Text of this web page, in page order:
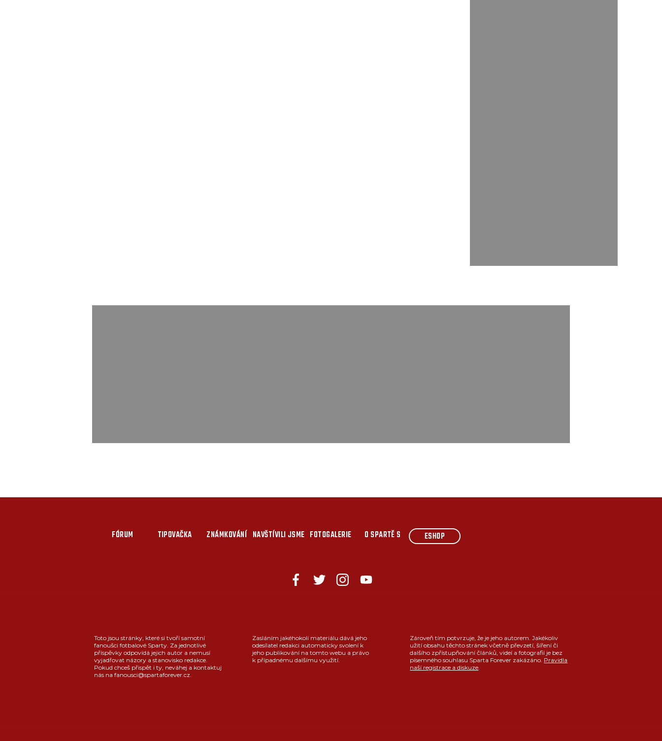
FÓRUM TIPOVAČKA ZNÁMKOVÁNÍ NAVŠTÍVILI JSME FOTOGALERIE O SPARTĚ S ESHOP
Toto jsou stránky, které si tvoří samotní
fanoušci fotbalové Sparty. Za jednotlivé
příspěvky odpovídá jejich autor a nemusí
vyjadřovat názory a stanovisko redakce.
Pokud chceš přispět i ty, neváhej a kontaktuj
nás na fanousci@spartaforever.cz.
Zasláním jakéhokoli materiálu dává jeho
odesílatel redakci automaticky svolení k
jeho publikování na tomto webu a právo
k případnému dalšímu využití.
Zároveň tím potvrzuje, že je jeho autorem. Jakékoliv
užití obsahu těchto stránek včetně převzetí, šíření či
dalšího zpřístupňování článků, videí a fotografií je bez
písemného souhlasu Sparta Forever zakázáno. Pravidla
naší registrace a diskuze.